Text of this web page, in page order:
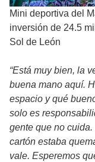
Mini deportiva del
inversión de 24.5
Sol de León
“Está muy bien, la
buena mano aquí.
espacio y qué
solo es
gente que no
cartón estaba
vale. Esperemos